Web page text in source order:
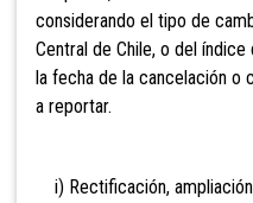
considerando el tipo de
Central de Chile, o del
la fecha de la cancelación
a reportar.
i) Rectificación,